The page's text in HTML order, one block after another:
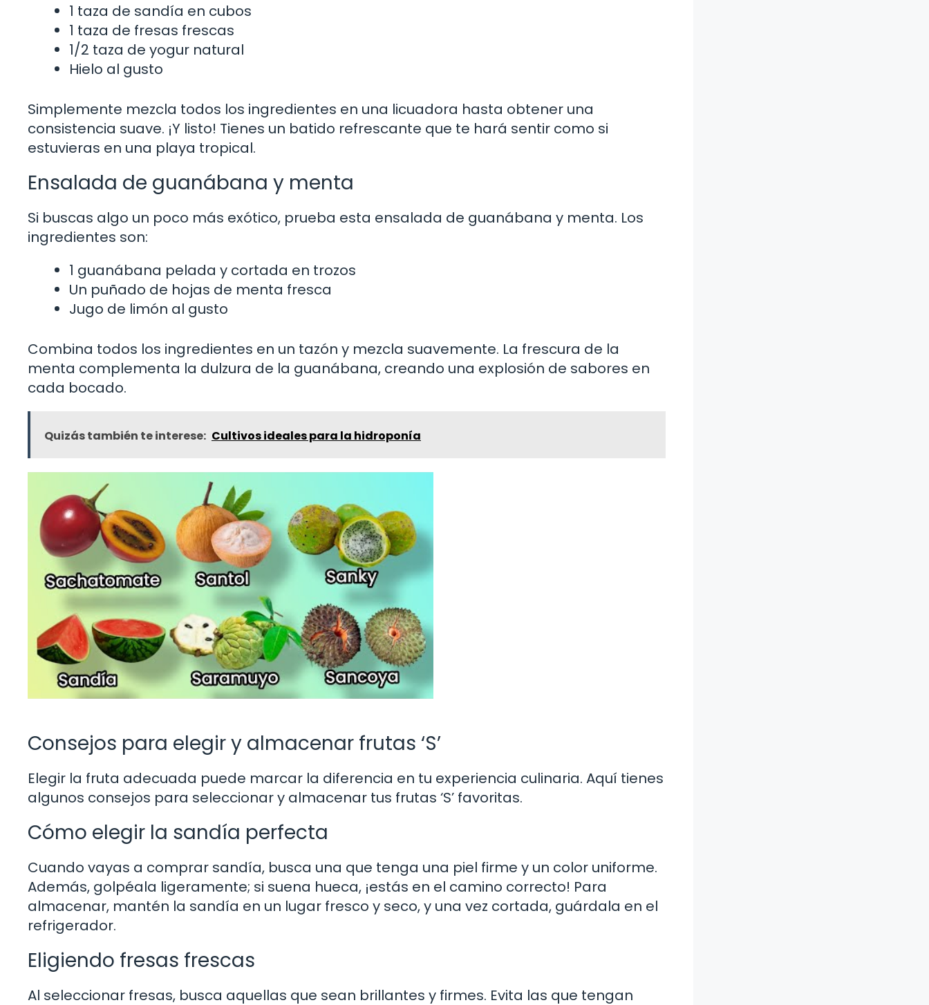
1 taza de sandía en cubos
1 taza de fresas frescas
1/2 taza de yogur natural
Hielo al gusto
Simplemente mezcla todos los ingredientes en una licuadora hasta obtener una
consistencia suave. ¡Y listo! Tienes un batido refrescante que te hará sentir como si
estuvieras en una playa tropical.
Ensalada de guanábana y menta
Si buscas algo un poco más exótico, prueba esta ensalada de guanábana y menta. Los
ingredientes son:
1 guanábana pelada y cortada en trozos
Un puñado de hojas de menta fresca
Jugo de limón al gusto
Combina todos los ingredientes en un tazón y mezcla suavemente. La frescura de la
menta complementa la dulzura de la guanábana, creando una explosión de sabores en
cada bocado.
Quizás también te interese: Cultivos ideales para la hidroponía
Consejos para elegir y almacenar frutas ‘S’
Elegir la fruta adecuada puede marcar la diferencia en tu experiencia culinaria. Aquí tienes
algunos consejos para seleccionar y almacenar tus frutas ‘S’ favoritas.
Cómo elegir la sandía perfecta
Cuando vayas a comprar sandía, busca una que tenga una piel firme y un color uniforme.
Además, golpéala ligeramente; si suena hueca, ¡estás en el camino correcto! Para
almacenar, mantén la sandía en un lugar fresco y seco, y una vez cortada, guárdala en el
refrigerador.
Eligiendo fresas frescas
Al seleccionar fresas, busca aquellas que sean brillantes y firmes. Evita las que tengan